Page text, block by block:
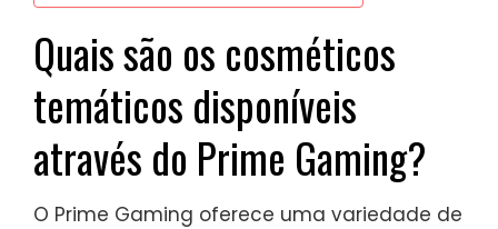
Quais são os cosméticos
temáticos disponíveis
através do Prime Gaming?
O Prime Gaming oferece uma variedade de